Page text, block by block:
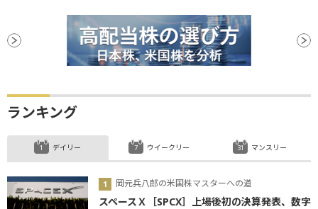
ランキング
デイリー
岡元兵八郎の米国株マスターへの道
スペースＸ［SPCX］上場後初の決算発表、数字
ウイークリー マンスリー